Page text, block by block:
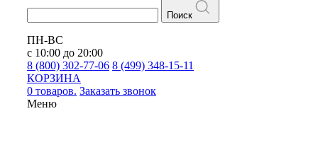
Поиск
ПН-ВС
с 10:00 до 20:00
8 (800) 302-77-06 8 (499) 348-15-11
КОРЗИНА
0 товаров. Заказать звонок
Меню